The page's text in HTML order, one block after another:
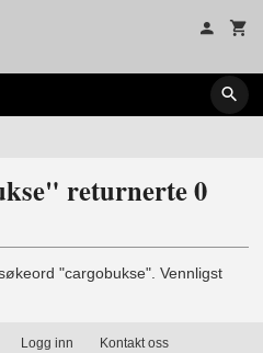
returnerte 0
"cargobukse". Vennligst
Logg inn Kontakt oss